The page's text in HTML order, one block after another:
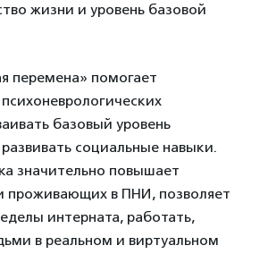
жизни и уровень базовой
перемена» помогает
базовый уровень
социальные навыки.
значительно повышает
проживающих в ПНИ, позволяет
интерната, работать,
в реальном и виртуальном